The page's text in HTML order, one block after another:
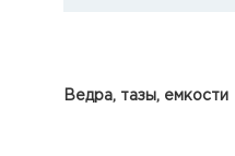
Ведра, тазы, емкости